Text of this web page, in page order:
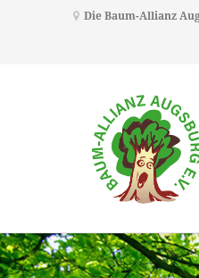
Die Baum-Allianz